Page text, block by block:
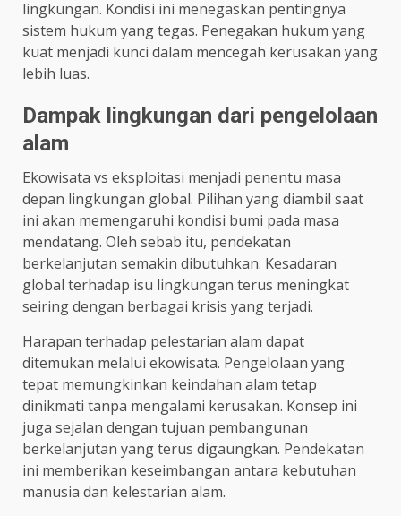
lingkungan. Kondisi ini menegaskan pentingnya
sistem hukum yang tegas. Penegakan hukum yang
kuat menjadi kunci dalam mencegah kerusakan yang
lebih luas.
Dampak lingkungan dari pengelolaan
alam
Ekowisata vs eksploitasi menjadi penentu masa
depan lingkungan global. Pilihan yang diambil saat
ini akan memengaruhi kondisi bumi pada masa
mendatang. Oleh sebab itu, pendekatan
berkelanjutan semakin dibutuhkan. Kesadaran
global terhadap isu lingkungan terus meningkat
seiring dengan berbagai krisis yang terjadi.
Harapan terhadap pelestarian alam dapat
ditemukan melalui ekowisata. Pengelolaan yang
tepat memungkinkan keindahan alam tetap
dinikmati tanpa mengalami kerusakan. Konsep ini
juga sejalan dengan tujuan pembangunan
berkelanjutan yang terus digaungkan. Pendekatan
ini memberikan keseimbangan antara kebutuhan
manusia dan kelestarian alam.